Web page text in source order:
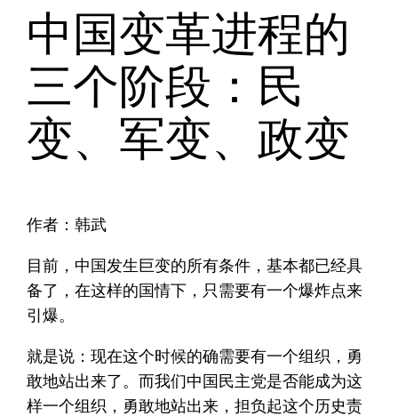
中国变革进程的
三个阶段：民
变、军变、政变
作者：韩武
目前，中国发生巨变的所有条件，基本都已经具
备了，在这样的国情下，只需要有一个爆炸点来
引爆。
就是说：现在这个时候的确需要有一个组织，勇
敢地站出来了。而我们中国民主党是否能成为这
样一个组织，勇敢地站出来，担负起这个历史责